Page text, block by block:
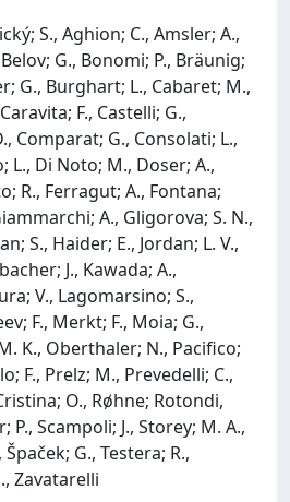
S., Aghion; C., Amsler; A.,
G., Bonomi; P., Bräunig;
G., Burghart; L., Cabaret; M.,
F., Castelli; G.,
Comparat; G., Consolati; L.,
L., Di Noto; M., Doser; A.,
R., Ferragut; A., Fontana;
A., Gligorova; S. N.,
S., Haider; E., Jordan; L. V.,
J., Kawada; A.,
V., Lagomarsino; S.,
F., Merkt; F., Moia; G.,
K., Oberthaler; N., Pacifico;
F., Prelz; M., Prevedelli; C.,
O., Ro̸hne; Rotondi,
P., Scampoli; J., Storey; M. A.,
G., Testera; R.,
Zavatarelli